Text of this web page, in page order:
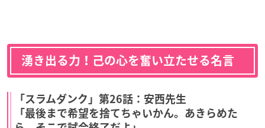
湧き出る力！己の心を奮い立たせる名言
「スラムダンク」第26話：安西先生
「最後まで希望を捨てちゃいかん。あきらめた